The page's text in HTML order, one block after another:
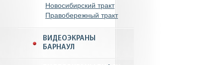
Новосибирский тракт
Правобережный тракт
ВИДЕОЭКРАНЫ
БАРНАУЛ